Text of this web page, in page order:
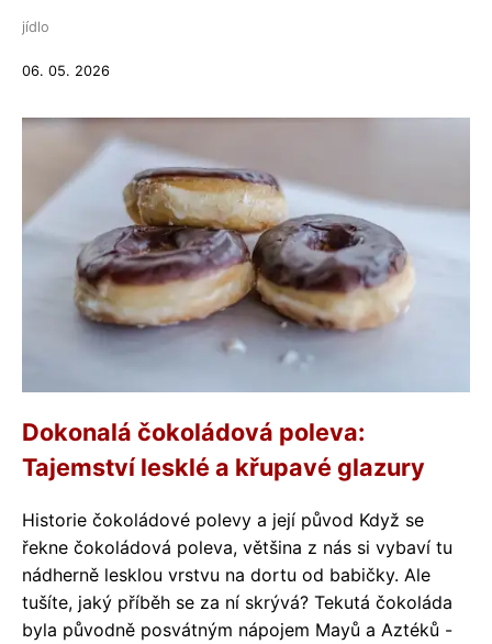
jídlo
06. 05. 2026
Dokonalá čokoládová poleva:
Tajemství lesklé a křupavé glazury
Historie čokoládové polevy a její původ Když se
řekne čokoládová poleva, většina z nás si vybaví tu
nádherně lesklou vrstvu na dortu od babičky. Ale
tušíte, jaký příběh se za ní skrývá? Tekutá čokoláda
byla původně posvátným nápojem Mayů a Aztéků -